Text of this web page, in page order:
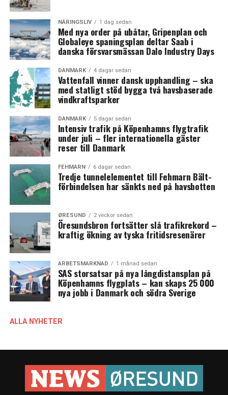
NÄRINGSLIV 1 dag sedan
Med nya order på ubåtar, Gripenplan och
Globaleye spaningsplan deltar Saab i
danska försvarsmässan Dalo Industry Days
DANMARK 4 dagar sedan
Vattenfall vinner dansk upphandling – ska
med statligt stöd bygga två havsbaserade
vindkraftsparker
DANMARK 5 dagar sedan
Intensiv trafik på Köpenhamns flygtrafik
under juli – fler internationella gäster
reser till Danmark
FEHMARN 6 dagar sedan
Tredje tunnelelementet till Fehmarn Bält-
förbindelsen har sänkts ned på havsbotten
ØRESUND 2 veckor sedan
Öresundsbron fortsätter slå trafikrekord –
kraftig ökning av tyska fritidsresenärer
ARBETSMARKNAD 1 månad sedan
SAS storsatsar på nya långdistansplan på
Köpenhamns flygplats – kan skaps 25 000
nya jobb i Danmark och södra Sverige
ALLA NYHETER